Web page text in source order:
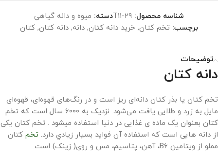
شناسه محصول: T11-29دسته: میوه و دانه گیاهی
برچسب: تخم کتان, خرید دانه کتان, دانه, دانه کتان, کتان
توضیحات
دانه کتان
تخم کتان یا بذر کتان دانه‌ای ریز است و در رنگ‌های قهوه‌ای، قهوه‌ای
مایل به زرد و طلایی یافت می‌شود. نزديک به ۶۰۰۰ سال است که تخم
کتان بعنوان یک ماده ی غذایی در دنیا استفاده ميشود . تخم کتان یکی
از دانه هایی است که استفاده آن فواید بسیار زيادي دارد. تخم کتان
مملو از ویتامین B۶، آهن، پتاسیم، مس و روی( زینک) است.